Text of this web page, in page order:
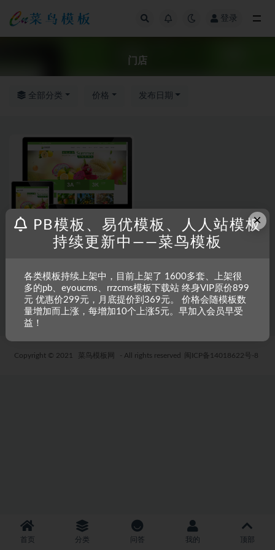
登录
门店
全部分类 价格 发布日期
RRZCMS模板
手机版)
5 年前 39 19.9
Copyright © 2021 菜鸟模板网 - All rights reserved 闽ICP备14018622号-8
首页 分类 问答 我的 顶部
×
PB模板、易优模板、人人站模板
持续更新中——菜鸟模板
各类模板持续上架中，目前上架了 1600多套、上架很
多的pb、eyoucms、rrzcms模板下载站 终身VIP原价899
元 优惠价299元，月底提价到369元。 价格会随模板数
量增加而上涨，每增加10个上涨5元。早加入会员早受
益！